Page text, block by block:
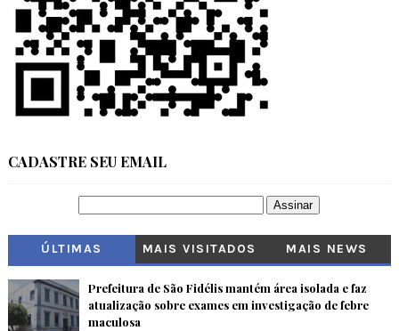
CADASTRE SEU EMAIL
ÚLTIMAS MAIS VISITADOS MAIS NEWS
Prefeitura de São Fidélis mantém área isolada e faz
atualização sobre exames em investigação de febre
maculosa